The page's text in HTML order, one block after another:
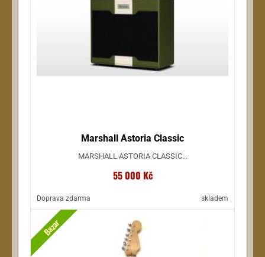
Marshall Astoria Classic
MARSHALL ASTORIA CLASSIC...
55 000 Kč
Doprava zdarma skladem
Bazar